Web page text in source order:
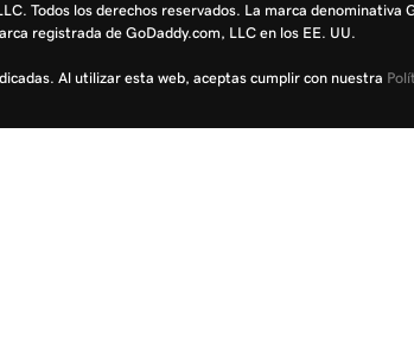
Todos los derechos reservados. La marca
registrada de GoDaddy.com, LLC en los EE. UU.
Al utilizar esta web, aceptas cumplir con nuestra